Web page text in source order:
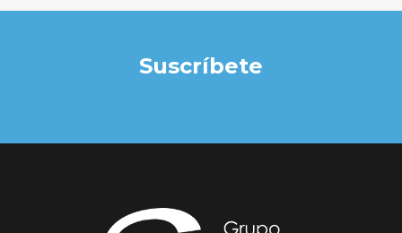
Suscríbete